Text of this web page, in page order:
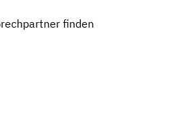
finden